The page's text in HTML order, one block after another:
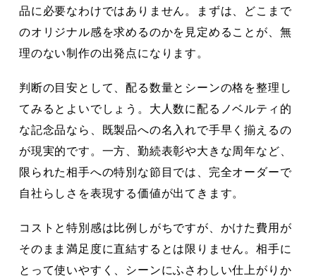
品に必要なわけではありません。まずは、どこまで
のオリジナル感を求めるのかを見定めることが、無
理のない制作の出発点になります。
判断の目安として、配る数量とシーンの格を整理し
てみるとよいでしょう。大人数に配るノベルティ的
な記念品なら、既製品への名入れで手早く揃えるの
が現実的です。一方、勤続表彰や大きな周年など、
限られた相手への特別な節目では、完全オーダーで
自社らしさを表現する価値が出てきます。
コストと特別感は比例しがちですが、かけた費用が
そのまま満足度に直結するとは限りません。相手に
とって使いやすく、シーンにふさわしい仕上がりか